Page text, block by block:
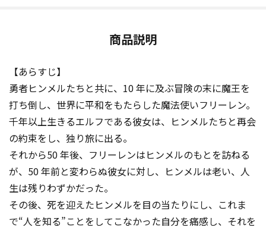
商品説明
【あらすじ】
勇者ヒンメルたちと共に、10 年に及ぶ冒険の末に魔王を
打ち倒し、世界に平和をもたらした魔法使いフリーレン。
千年以上生きるエルフである彼女は、ヒンメルたちと再会
の約束をし、独り旅に出る。
それから50 年後、フリーレンはヒンメルのもとを訪ねる
が、50 年前と変わらぬ彼女に対し、ヒンメルは老い、人
生は残りわずかだった。
その後、死を迎えたヒンメルを目の当たりにし、これま
で“人を知る”ことをしてこなかった自分を痛感し、それを